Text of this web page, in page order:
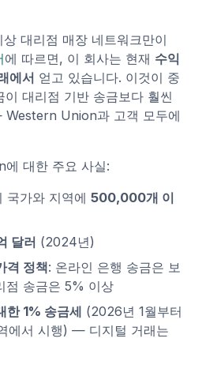
대리점 매장 네트워크만이
에 따르면, 이 회사는 현재 수익
에서 얻고 있습니다. 이것이 중
대리점 기반 송금보다 훨씬
Union과 고객 모두에
대한 주요 사실:
국가와 지역에 500,000개 이
달러 (2024년)
격 정책: 온라인 은행 송금은 보
점 송금은 5% 이상
한 1% 송금세 (2026년 1월부터
에서 시행) — 디지털 거래는